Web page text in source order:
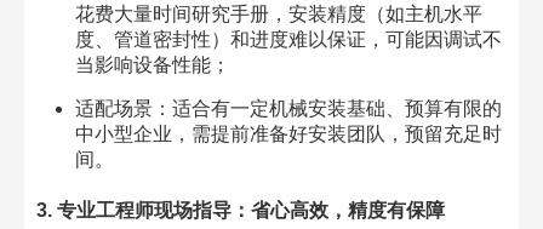
花费大量时间研究手册，安装精度（如主机水平
度、管道密封性）和进度难以保证，可能因调试不
当影响设备性能；
适配场景：适合有一定机械安装基础、预算有限的
中小型企业，需提前准备好安装团队，预留充足时
间。
3. 专业工程师现场指导：省心高效，精度有保障